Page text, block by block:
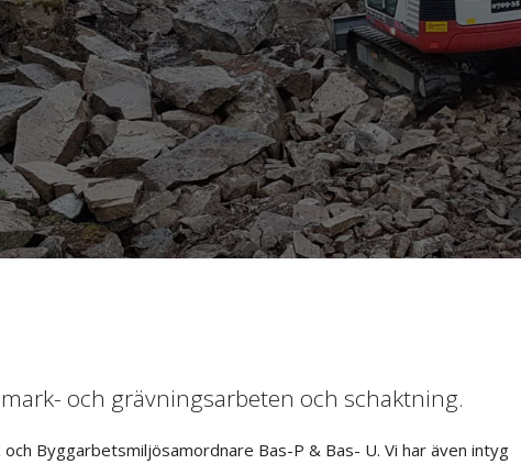
och grävningsarbeten och schaktning.
Byggarbetsmiljösamordnare Bas-P & Bas- U. Vi har även intyg